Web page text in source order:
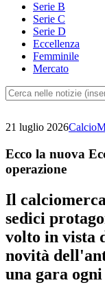
Serie B
Serie C
Serie D
Eccellenza
Femminile
Mercato
21 luglio 2026
Ecco la nuova
operazione
Il
sedici
volto in vista
novità
una gara